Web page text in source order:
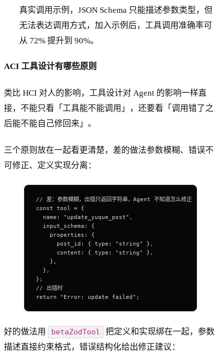
真实调用示例，JSON Schema 只能描述参数类型，但
无法表达调用方式，加入示例后，工具调用准确率可
从 72% 提升到 90%。
ACI 工具设计有哪些原则
类比 HCI 对人的影响，工具设计对 Agent 的影响一样直
接，不能只看「工具能不能调用」，还要看「调用错了之
后能不能自己修回来」。
三个原则放在一起看更清楚，差的做法参数模糊、错误不
可修正、定义实现分离：
// 差：参数模糊，出错只返回字符串，Agent 不知道怎么修正
const tool = {
  name:
"update_yuque_post" ,
  input_schema: {
    properties: {
      post_id: {
type : "string"
},
      content: {
type : "string"
},
    },
  },
};
// 出错时
return "Error: update failed" ;
好的做法用 betaZodTool
把定义和实现绑在一起，参数
描述直接约束格式，错误结构化给出修正建议：